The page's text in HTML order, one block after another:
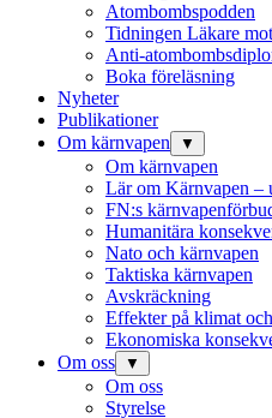
Atombombspodden
Tidningen Läkare
Anti-
Boka föreläsning
Nyheter
Publikationer
Om kärnvapen
▼
Om kärnvapen
Lär om Kärnvapen –
FN:s
Humanitära
Nato och kärnvapen
Taktiska kärnvapen
Avskräckning
Effekter på klimat
Ekonomiska
Om oss
▼
Om oss
Styrelse